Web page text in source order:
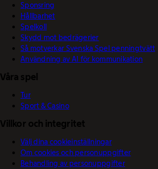
Sponsring
Hållbarhet
Spelkoll
Skydd mot bedrägerier
Så motverkar Svenska Spel penningtvätt
Användning av AI för kommunikation
Våra spel
Tur
Sport & Casino
Villkor och integritet
Välj dina cookieinställningar
Om cookies och personuppgifter
Behandling av personuppgifter